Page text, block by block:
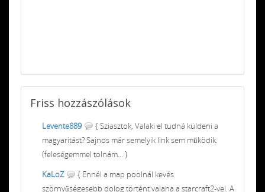
Friss hozzászólások
Levente889
{ Sziasztok, Valaki el tudná küldeni a
magyarítást? Sajnos már semelyik link sem működik.
(feleségemmel tolnám... }
KaLoZ
{ Ennél a map poolnál kevés
szörnyűségesebb dolog történt valaha a starcraft2-vel. A